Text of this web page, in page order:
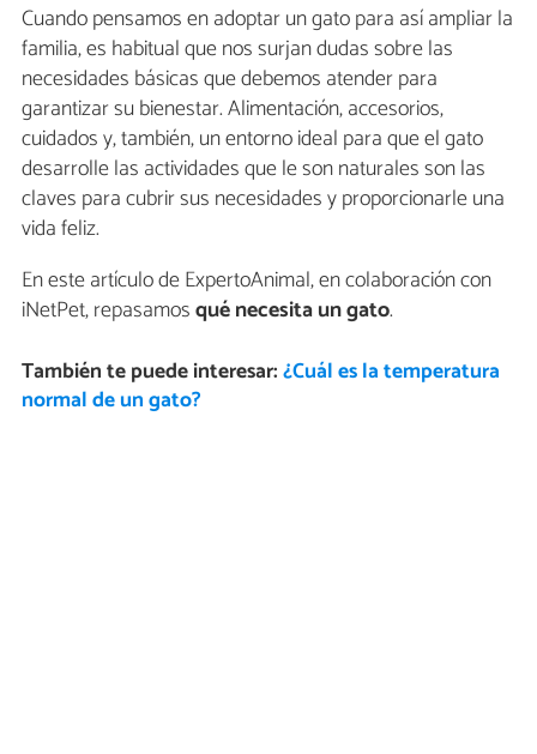
Cuando pensamos en adoptar un gato para así ampliar la
familia, es habitual que nos surjan dudas sobre las
necesidades básicas que debemos atender para
garantizar su bienestar. Alimentación, accesorios,
cuidados y, también, un entorno ideal para que el gato
desarrolle las actividades que le son naturales son las
claves para cubrir sus necesidades y proporcionarle una
vida feliz.
En este artículo de ExpertoAnimal, en colaboración con
iNetPet, repasamosqué necesita un gato.
También te puede interesar:¿Cuál es la temperatura
normal de un gato?